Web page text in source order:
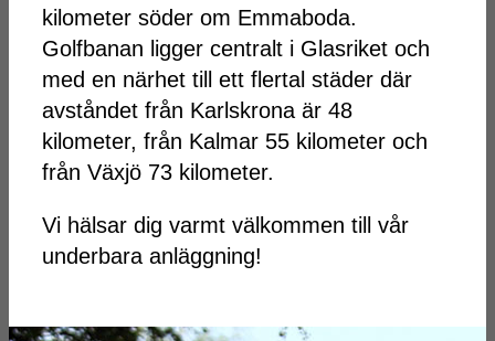
kilometer söder om Emmaboda.
Golfbanan ligger centralt i Glasriket och
med en närhet till ett flertal städer där
avståndet från Karlskrona är 48
kilometer, från Kalmar 55 kilometer och
från Växjö 73 kilometer.
Vi hälsar dig varmt välkommen till vår
underbara anläggning!